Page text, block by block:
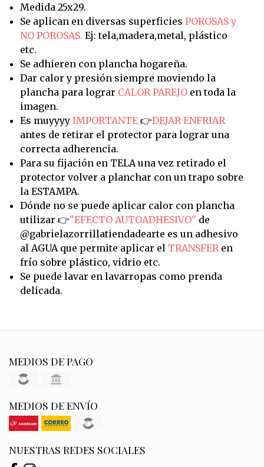
Medida 25x29.
Se aplican en diversas superficies POROSAS y
NO POROSAS. Ej: tela,madera,metal, plástico
etc.
Se adhieren con plancha hogareña.
Dar calor y presión siempre moviendo la
plancha para lograr CALOR PAREJOen toda la
imagen.
Es muyyyy IMPORTANTE👉DEJAR ENFRIAR
antes de retirar el protector para lograr una
correcta adherencia.
Para su fijación en TELA una vez retirado el
protector volver a planchar con un trapo sobre
la ESTAMPA.
Dónde no se puede aplicar calor con plancha
utilizar 👉"EFECTO AUTOADHESIVO" de
@gabrielazorrillatiendadearte es un adhesivo
al AGUA que permite aplicar el TRANSFERen
frío sobre plástico, vidrio etc.
Se puede lavar en lavarropas como prenda
delicada.
MEDIOS DE PAGO
MEDIOS DE ENVÍO
NUESTRAS REDES SOCIALES